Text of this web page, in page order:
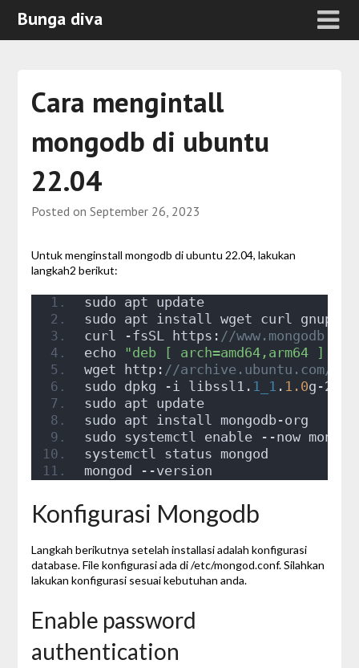
Bunga diva
Cara mengintall
mongodb di ubuntu
22.04
Posted on September 26, 2023
Untuk menginstall mongodb di ubuntu 22.04, lakukan
langkah2 berikut:
sudo apt update
sudo apt install wget curl gnupg2
curl -fsSL https: //
echo
"deb [ arch=amd64,arm64 ]
wget http: //archive.ubuntu.com/
sudo dpkg -i libssl1. 1_1 . 1.0g-
sudo apt update
sudo apt install mongodb-org
sudo systemctl enable --now mongod
systemctl status mongod
mongod --version
Konfigurasi Mongodb
Langkah berikutnya setelah installasi adalah konfigurasi
database. File konfigurasi ada di /etc/mongod.conf. Silahkan
lakukan konfigurasi sesuai kebutuhan anda.
Enable password
authentication